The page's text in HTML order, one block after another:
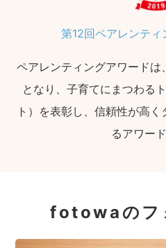
第12回ペアレンテ
ペアレンティングアワード
となり、子育てにまつわる
ト）を表彰し、信頼性が高
るアワード
fotowaのフ